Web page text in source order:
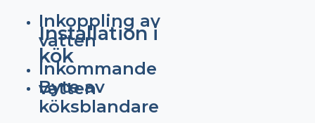
Inkoppling av
vatten
Inkommande
vatten
Installation i
kök
Byte av
köksblandare